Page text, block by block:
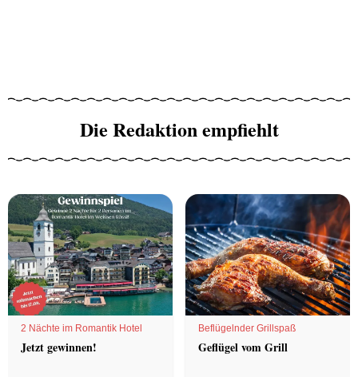
Die Redaktion empfiehlt
2 Nächte im Romantik Hotel
Jetzt gewinnen!
Beflügelnder Grillspaß
Geflügel vom Grill